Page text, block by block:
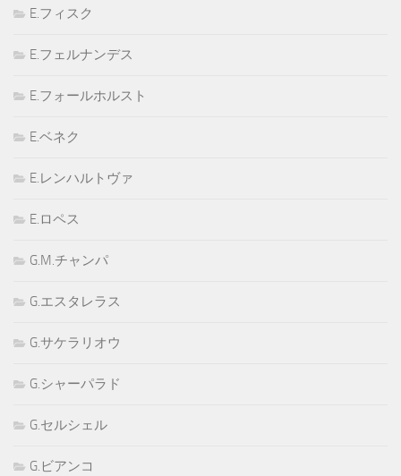
E.フィスク
E.フェルナンデス
E.フォールホルスト
E.ベネク
E.レンハルトヴァ
E.ロペス
G.M.チャンパ
G.エスタレラス
G.サケラリオウ
G.シャーパラド
G.セルシェル
G.ビアンコ